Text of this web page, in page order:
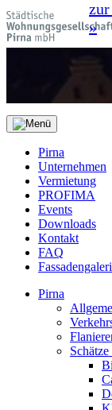
»
Pirna
Unternehmen
Vermietung
PROFIMA
Events
Downloads
Kontakt
FAQ
Pirna